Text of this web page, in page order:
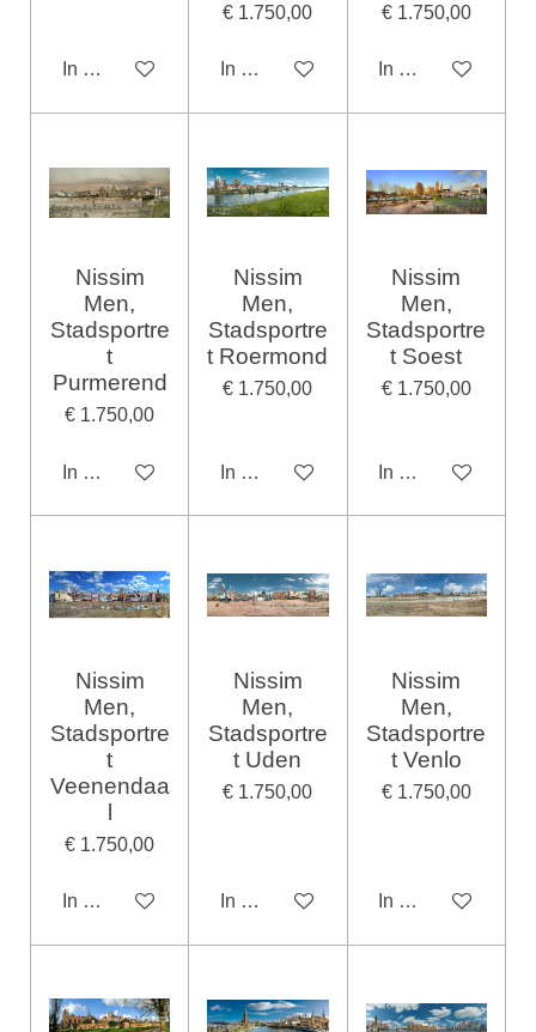
In winkelwagen
€ 1.750,00
In winkelwagen
€ 1.750,00
In winkelwagen
Nissim
Men,
Stadsportre
t
Purmerend
€ 1.750,00
In winkelwagen
Nissim
Men,
Stadsportre
t Roermond
€ 1.750,00
In winkelwagen
Nissim
Men,
Stadsportre
t Soest
€ 1.750,00
In winkelwagen
Nissim
Men,
Stadsportre
t
Veenendaa
l
€ 1.750,00
In winkelwagen
Nissim
Men,
Stadsportre
t Uden
€ 1.750,00
In winkelwagen
Nissim
Men,
Stadsportre
t Venlo
€ 1.750,00
In winkelwagen